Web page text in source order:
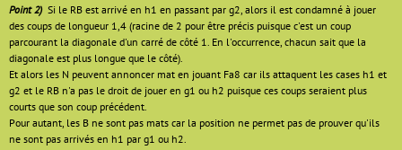
Point 2)Si le RB est arrivé en h1 en passant par g2, alors il est condamné à jouer
des coups de longueur 1,4 (racine de 2 pour être précis puisque c'est un coup
parcourant la diagonale d'un carré de côté 1. En l'occurrence, chacun sait que la
diagonale est plus longue que le côté).
Et alors les N peuvent annoncer mat en jouant Fa8 car ils attaquent les cases h1 et
g2 et le RB n'a pas le droit de jouer en g1 ou h2 puisque ces coups seraient plus
courts que son coup précédent.
Pour autant, les B ne sont pas mats car la position ne permet pas de prouver qu'ils
ne sont pas arrivés en h1 par g1 ou h2.